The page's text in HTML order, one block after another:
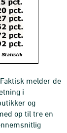
melder de
i
og
op til tre en